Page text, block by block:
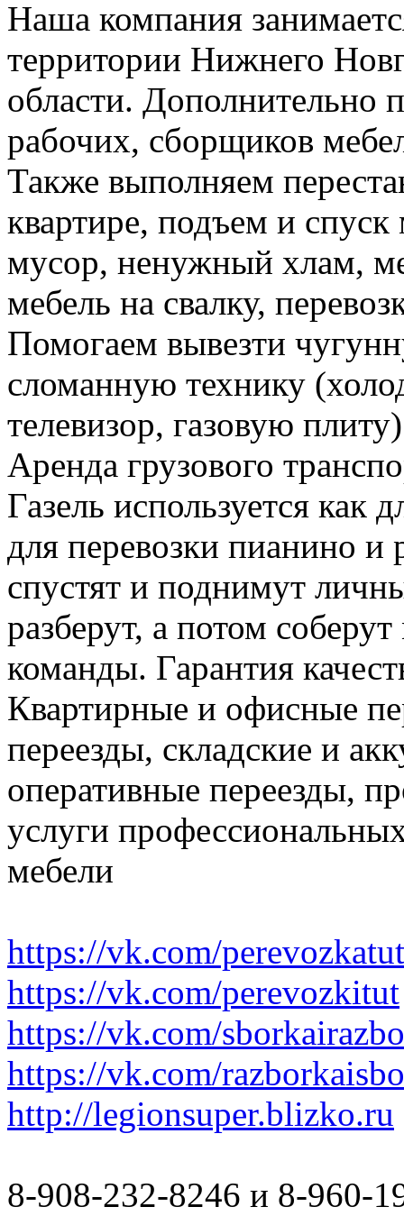
Наша компания
территории Нижнего
области. Дополнительно
рабочих, сборщиков
Также выполняем
квартире, подъем и
мусор, ненужный хлам,
мебель на свалку,
Помогаем вывезти
сломанную технику
телевизор, газовую плиту)
Аренда грузового
Газель используется как
для перевозки пианино и
спустят и поднимут
разберут, а потом
команды. Гарантия
Квартирные и офисные
переезды, складские и
оперативные переезды,
услуги
мебели
https://vk.com/perevozkatut
https://vk.com/perevozkitut
https://vk.com/
https://vk.com/
http://legionsuper.blizko.ru
8-908-232-8246 и 8-960-